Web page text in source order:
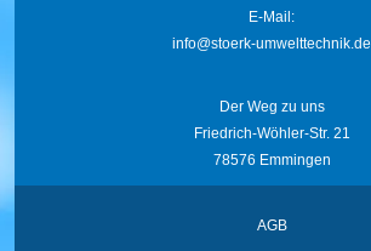
E-Mail:
info@stoerk-umwelttechnik.de
Der Weg zu uns
Friedrich-Wöhler-Str. 21
78576 Emmingen
AGB